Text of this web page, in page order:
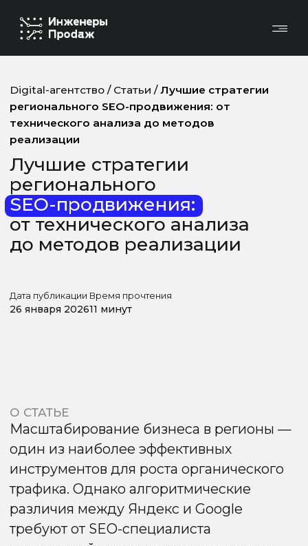
технического анализа до методов
Лучшие стратегии
регионального
SEO-продвижения:
от технического анализа
до методов реализации
Дата публикации
26 января 2026
Время прочтения
11 минут
О СТАТЬЕ
Масштабирование бизнеса в регионы —
каждую поисковую систему. То, что
является сигналом релевантности для
Яндекса, может не принести такой
эффективности в Google.
Данная статья — руководство, где
детально разобраны механики
геозависимого ранжирования.